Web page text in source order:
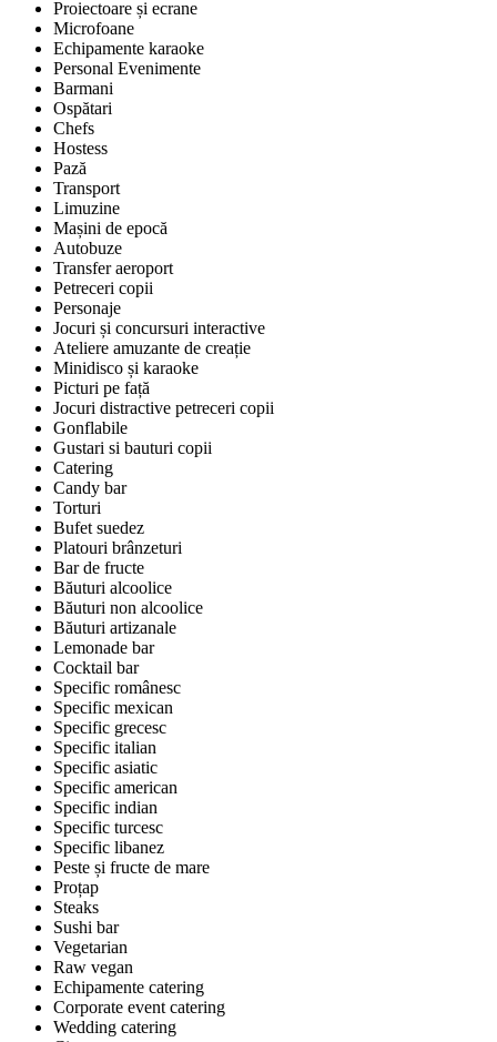
Proiectoare și ecrane
Microfoane
Echipamente karaoke
Personal Evenimente
Barmani
Ospătari
Chefs
Hostess
Pază
Transport
Limuzine
Mașini de epocă
Autobuze
Transfer aeroport
Petreceri copii
Personaje
Jocuri și concursuri interactive
Ateliere amuzante de creație
Minidisco și karaoke
Picturi pe față
Jocuri distractive petreceri copii
Gonflabile
Gustari si bauturi copii
Catering
Candy bar
Torturi
Bufet suedez
Platouri brânzeturi
Bar de fructe
Băuturi alcoolice
Băuturi non alcoolice
Băuturi artizanale
Lemonade bar
Cocktail bar
Specific românesc
Specific mexican
Specific grecesc
Specific italian
Specific asiatic
Specific american
Specific indian
Specific turcesc
Specific libanez
Peste și fructe de mare
Proțap
Steaks
Sushi bar
Vegetarian
Raw vegan
Echipamente catering
Corporate event catering
Wedding catering